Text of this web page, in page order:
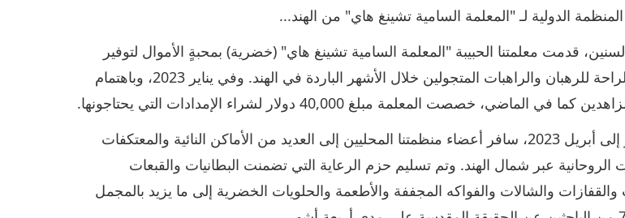
الدولية لـ "المعلمة السامية تشينغ هاي" من الهند...
قدمت معلمتنا الحبيبة "المعلمة السامية تشينغ هاي" (خضرية) بمحبةٍ الأموال لتوفير
الدفء والراحة للرهبان والراهبات المتجولين خلال الأشهر الباردة في الهند. وفي يناير 2023، وباهتمام
كما في الماضي، خصصت المعلمة مبلغ 40,000 دولار لشراء الإمدادات التي يحتاجونها.
ومن يناير إلى أبريل 2023، سافر أعضاء منظمتنا المحليين إلى العديد من الأماكن النائية والمعتكفات
الروحانية عبر شمال الهند. وتم تسليم حزم الرعاية التي تضمنت البطانيات والقبعات
والشالات والفواكه المجففة والأطعمة والحلويات الخضرية إلى ما يزيد بالمجمل